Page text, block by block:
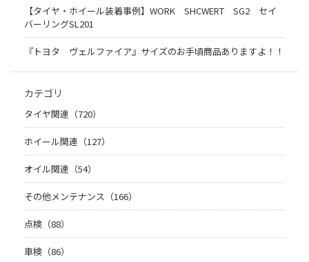
【タイヤ・ホイール装着事例】WORK SHCWERT SG2 セイ
バーリングSL201
『トヨタ ヴェルファイア』サイズのお手頃商品ありますよ！！
カテゴリ
タイヤ関連（720）
ホイール関連（127）
オイル関連（54）
その他メンテナンス（166）
点検（88）
車検（86）